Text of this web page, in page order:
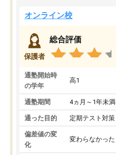
オンライン校
保護者
総合評価
通塾開始時
の学年
高1
通塾期間 4ヵ月～1年未満
通った目的 定期テスト対策
偏差値の変
化
変わらなかった